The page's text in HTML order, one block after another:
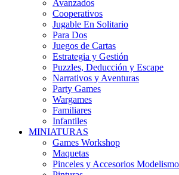
Avanzados
Cooperativos
Jugable En Solitario
Para Dos
Juegos de Cartas
Estrategia y Gestión
Puzzles, Deducción y Escape
Narrativos y Aventuras
Party Games
Wargames
Familiares
Infantiles
MINIATURAS
Games Workshop
Maquetas
Pinceles y Accesorios Modelismo